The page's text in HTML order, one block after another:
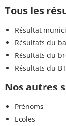
Tous les
Résultat
Résultats du
Résultats du
Résultats du
Nos autres
Prénoms
Ecoles